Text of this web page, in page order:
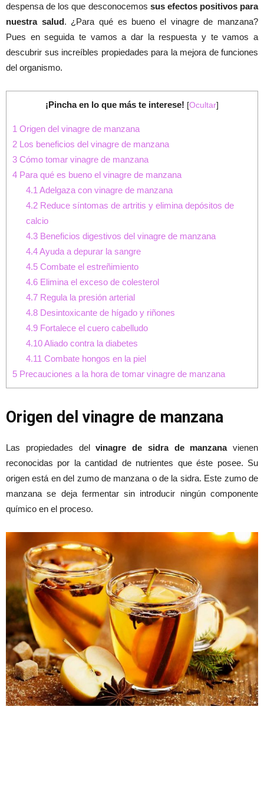
despensa de los que desconocemos sus efectos positivos para
nuestra salud. ¿Para qué es bueno el vinagre de manzana?
Pues en seguida te vamos a dar la respuesta y te vamos a
descubrir sus increíbles propiedades para la mejora de funciones
del organismo.
¡Pincha en lo que más te interese! [Ocultar]
1 Origen del vinagre de manzana
2 Los beneficios del vinagre de manzana
3 Cómo tomar vinagre de manzana
4 Para qué es bueno el vinagre de manzana
4.1 Adelgaza con vinagre de manzana
4.2Reduce síntomas de artritis y elimina depósitos de
calcio
4.3Beneficios digestivos del vinagre de manzana
4.4Ayuda a depurar la sangre
4.5Combate el estreñimiento
4.6Elimina el exceso de colesterol
4.7Regula la presión arterial
4.8Desintoxicante de hígado y riñones
4.9Fortalece el cuero cabelludo
4.10Aliado contra la diabetes
4.11 Combate hongos en la piel
5 Precauciones a la hora de tomar vinagre de manzana
Origen del vinagre de manzana
Las propiedades delvinagre de sidra de manzanavienen
reconocidas por la cantidad de nutrientes que éste posee. Su
origen está en del zumo de manzana o de la sidra. Este zumo de
manzana se deja fermentar sin introducir ningún componente
químico en el proceso.